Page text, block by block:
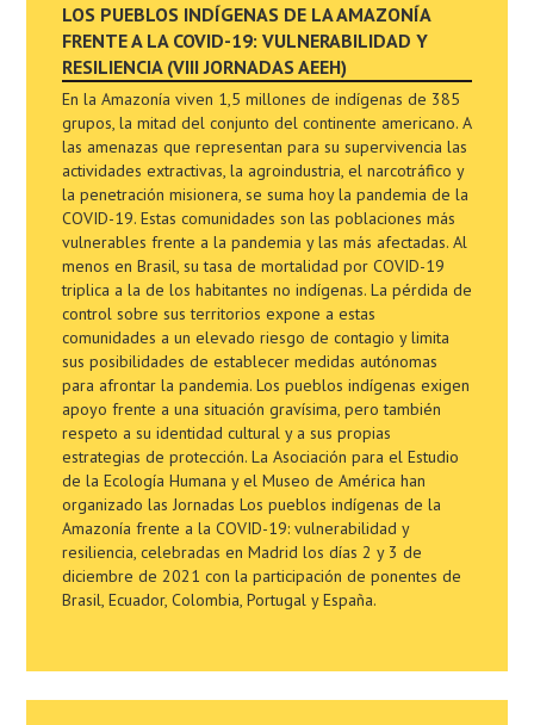
LOS PUEBLOS INDÍGENAS DE LA AMAZONÍA
FRENTE A LA COVID-19: VULNERABILIDAD Y
RESILIENCIA (VIII JORNADAS AEEH)
En la Amazonía viven 1,5 millones de indígenas de 385
grupos, la mitad del conjunto del continente americano. A
las amenazas que representan para su supervivencia las
actividades extractivas, la agroindustria, el narcotráfico y
la penetración misionera, se suma hoy la pandemia de la
COVID-19. Estas comunidades son las poblaciones más
vulnerables frente a la pandemia y las más afectadas. Al
menos en Brasil, su tasa de mortalidad por COVID-19
triplica a la de los habitantes no indígenas. La pérdida de
control sobre sus territorios expone a estas
comunidades a un elevado riesgo de contagio y limita
sus posibilidades de establecer medidas autónomas
para afrontar la pandemia. Los pueblos indígenas exigen
apoyo frente a una situación gravísima, pero también
respeto a su identidad cultural y a sus propias
estrategias de protección. La Asociación para el Estudio
de la Ecología Humana y el Museo de América han
organizado las Jornadas Los pueblos indígenas de la
Amazonía frente a la COVID-19: vulnerabilidad y
resiliencia, celebradas en Madrid los días 2 y 3 de
diciembre de 2021 con la participación de ponentes de
Brasil, Ecuador, Colombia, Portugal y España.